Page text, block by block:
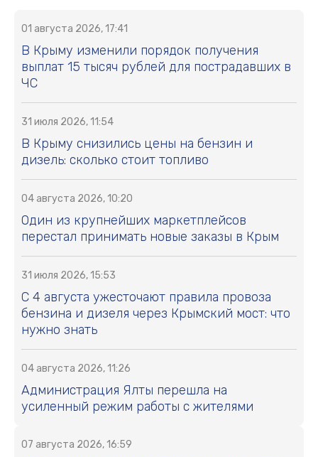
01 августа 2026, 17:41
В Крыму изменили порядок получения
выплат 15 тысяч рублей для пострадавших в
ЧС
31 июля 2026, 11:54
В Крыму снизились цены на бензин и
дизель: сколько стоит топливо
04 августа 2026, 10:20
Один из крупнейших маркетплейсов
перестал принимать новые заказы в Крым
31 июля 2026, 15:53
С 4 августа ужесточают правила провоза
бензина и дизеля через Крымский мост: что
нужно знать
04 августа 2026, 11:26
Администрация Ялты перешла на
усиленный режим работы с жителями
07 августа 2026, 16:59